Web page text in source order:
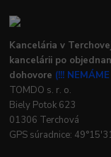
Kancelária v
kancelárii po
dohovore (!!!
TOMDO s. r. o.
Biely Potok 623
01306 Terchová
GPS súradnice: